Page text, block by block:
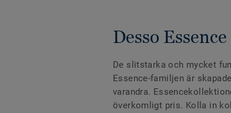
Desso
De slitstarka och mycket
Essence-familjen är
varandra.
överkomligt pris. Kolla in